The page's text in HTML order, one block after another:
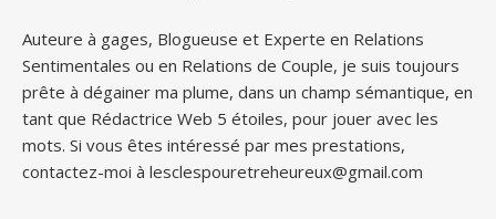
Auteure à gages, Blogueuse et Experte en Relations
Sentimentales ou en Relations de Couple, je suis toujours
prête à dégainer ma plume, dans un champ sémantique, en
tant que Rédactrice Web 5 étoiles, pour jouer avec les
mots. Si vous êtes intéressé par mes prestations,
contactez-moi à lesclespouretreheureux@gmail.com